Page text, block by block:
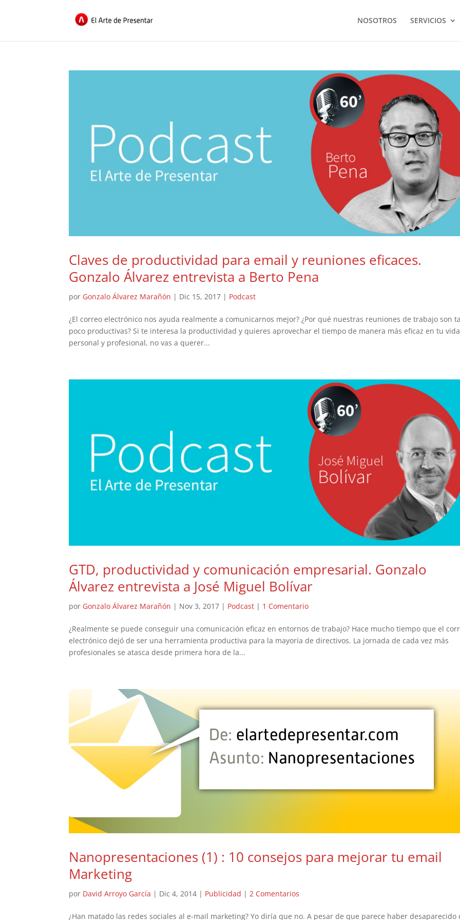
NOSOTROS SERVICIOS
Claves de productividad para email y reuniones eficaces.
Gonzalo Álvarez entrevista a Berto Pena
por Gonzalo Álvarez Marañón | Dic 15, 2017 | Podcast
¿El correo electrónico nos ayuda realmente a comunicarnos mejor? ¿Por qué nuestras reuniones de trabajo son
poco productivas? Si te interesa la productividad y quieres aprovechar el tiempo de manera más eficaz en tu vida
personal y profesional, no vas a querer...
GTD, productividad y comunicación empresarial. Gonzalo
Álvarez entrevista a José Miguel Bolívar
por Gonzalo Álvarez Marañón | Nov 3, 2017 | Podcast | 1 Comentario
¿Realmente se puede conseguir una comunicación eficaz en entornos de trabajo? Hace mucho tiempo que el
electrónico dejó de ser una herramienta productiva para la mayoría de directivos. La jornada de cada vez más
profesionales se atasca desde primera hora de la...
Nanopresentaciones (1) : 10 consejos para mejorar tu email
Marketing
por David Arroyo García | Dic 4, 2014 | Publicidad |2 Comentarios
¿Han matado las redes sociales al e-mail marketing? Yo diría que no. A pesar de que parece haber desaparecido